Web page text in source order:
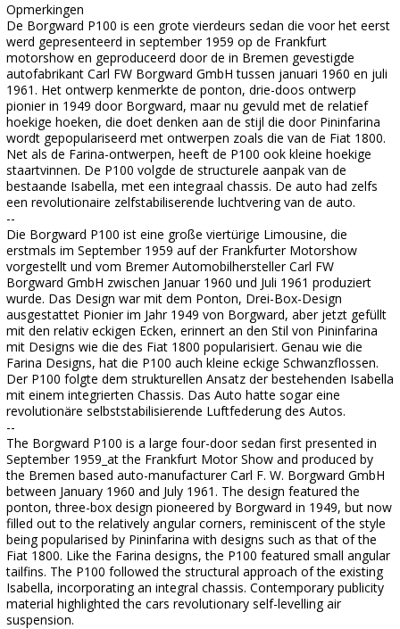
Opmerkingen
De Borgward P100 is een grote vierdeurs sedan die voor het eerst
werd gepresenteerd in september 1959 op de Frankfurt
motorshow en geproduceerd door de in Bremen gevestigde
autofabrikant Carl FW Borgward GmbH tussen januari 1960 en juli
1961. Het ontwerp kenmerkte de ponton, drie-doos ontwerp
pionier in 1949 door Borgward, maar nu gevuld met de relatief
hoekige hoeken, die doet denken aan de stijl die door Pininfarina
wordt gepopulariseerd met ontwerpen zoals die van de Fiat 1800.
Net als de Farina-ontwerpen, heeft de P100 ook kleine hoekige
staartvinnen. De P100 volgde de structurele aanpak van de
bestaande Isabella, met een integraal chassis. De auto had zelfs
een revolutionaire zelfstabiliserende luchtvering van de auto.
--
Die Borgward P100 ist eine große viertürige Limousine, die
erstmals im September 1959 auf der Frankfurter Motorshow
vorgestellt und vom Bremer Automobilhersteller Carl FW
Borgward GmbH zwischen Januar 1960 und Juli 1961 produziert
wurde. Das Design war mit dem Ponton, Drei-Box-Design
ausgestattet Pionier im Jahr 1949 von Borgward, aber jetzt gefüllt
mit den relativ eckigen Ecken, erinnert an den Stil von Pininfarina
mit Designs wie die des Fiat 1800 popularisiert. Genau wie die
Farina Designs, hat die P100 auch kleine eckige Schwanzflossen.
Der P100 folgte dem strukturellen Ansatz der bestehenden Isabella
mit einem integrierten Chassis. Das Auto hatte sogar eine
revolutionäre selbststabilisierende Luftfederung des Autos.
--
The Borgward P100 is a large four-door sedan first presented in
September 1959_at the Frankfurt Motor Show and produced by
the Bremen based auto-manufacturer Carl F. W. Borgward GmbH
between January 1960 and July 1961. The design featured the
ponton, three-box design pioneered by Borgward in 1949, but now
filled out to the relatively angular corners, reminiscent of the style
being popularised by Pininfarina with designs such as that of the
Fiat 1800. Like the Farina designs, the P100 featured small angular
tailfins. The P100 followed the structural approach of the existing
Isabella, incorporating an integral chassis. Contemporary publicity
material highlighted the cars revolutionary self-levelling air
suspension.